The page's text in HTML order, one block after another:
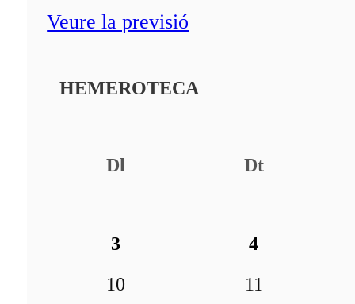
Veure la previsió
HEMEROTECA
Dl Dt
3
4
10
11